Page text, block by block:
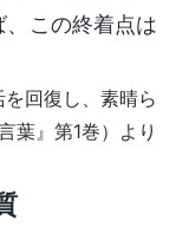
この終着点は
を回復し、素晴ら
葉』第1巻）より